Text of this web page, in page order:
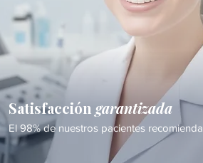
Satisfacción garantizada
El 98% de nuestros pacientes